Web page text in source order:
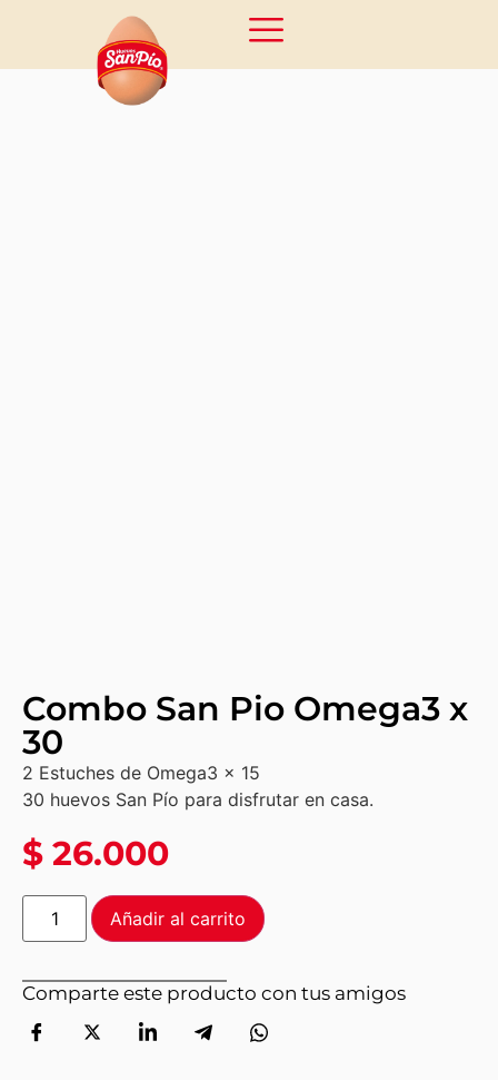
Combo San Pio Omega3 x
30
2 Estuches de Omega3 x 15
30 huevos San Pío para disfrutar en casa.
$ 26.000
Añadir al carrito
Comparte este producto con tus amigos